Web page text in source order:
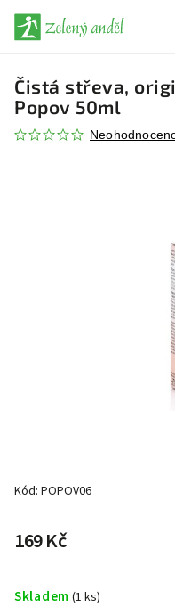
Čistá střeva,
Popov 50ml
Kód: POPOV06
169 Kč
Skladem (1 ks)